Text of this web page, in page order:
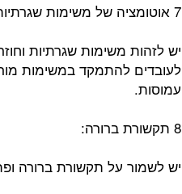
7 אוטומציה של משימות שגרתיות:
יש לזהות משימות שגרתיות
לעובדים להתמקד במשימות
עמוסות.
8 תקשורת ברורה:
יש לשמור על תקשורת ברורה